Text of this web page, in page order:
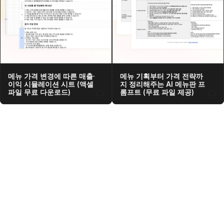
메뉴 가격 변경에 따른 매출·
이익 시뮬레이션 시트 (액셀
파일 무료 다운로드)
메뉴 기획부터 가격 전략까
지 정리해주는 AI 메뉴판 프
롬프트 (무료 파일 제공)